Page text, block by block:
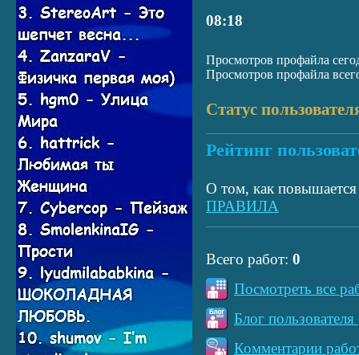
08:18
Просмотров профайла
Просмотров профайла
Статус
Рейтинг
О том, как повышается
ПРАВИЛА
Всего работ: 0
Посмотреть все
Блог
Комментарии